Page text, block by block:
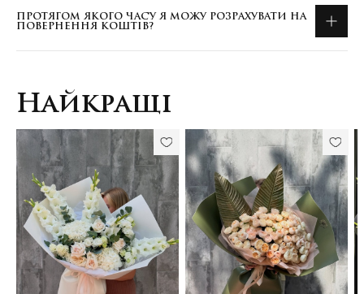
ПРОТЯГОМ ЯКОГО ЧАСУ Я МОЖУ РОЗРАХУВАТИ НА
ПОВЕРНЕННЯ КОШТІВ?
Найкращі